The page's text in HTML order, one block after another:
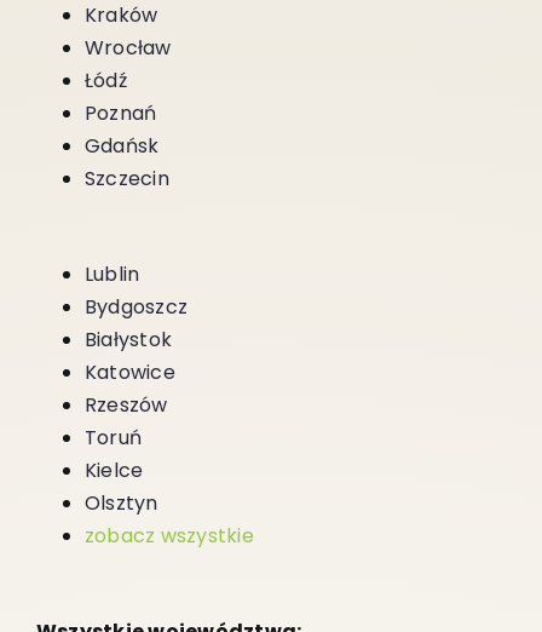
Kraków
Wrocław
Łódź
Poznań
Gdańsk
Szczecin
Lublin
Bydgoszcz
Białystok
Katowice
Rzeszów
Toruń
Kielce
Olsztyn
zobacz wszystkie